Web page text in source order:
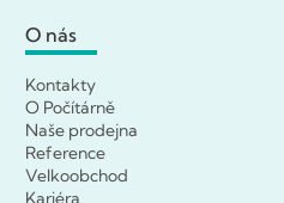
O nás
Kontakty
O Počítárně
Naše prodejna
Reference
Velkoobchod
Kariéra